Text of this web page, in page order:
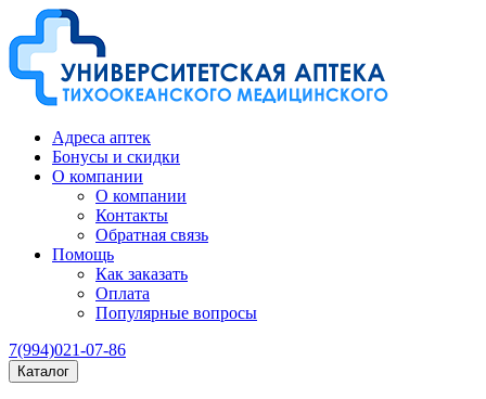
Адреса аптек
Бонусы и скидки
О компании
О компании
Контакты
Обратная связь
Помощь
Как заказать
Оплата
Популярные вопросы
7(994)021-07-86
Каталог